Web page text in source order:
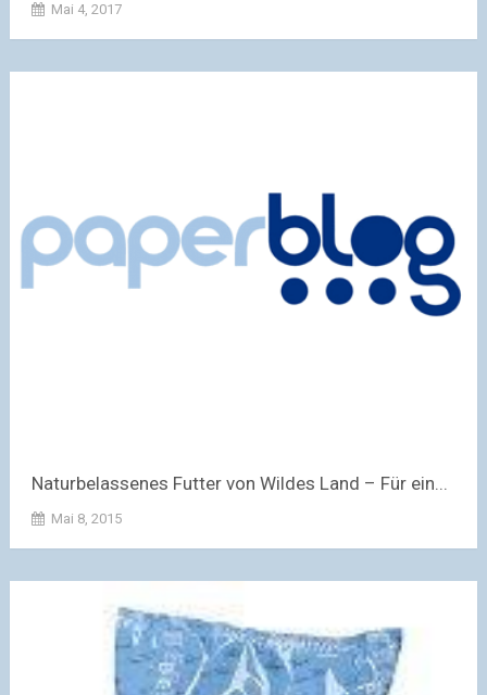
Mai 4, 2017
Naturbelassenes Futter von Wildes Land – Für ein...
Mai 8, 2015